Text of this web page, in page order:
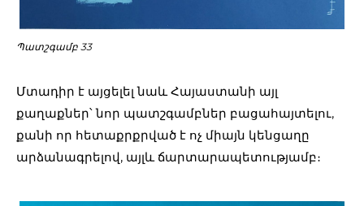
Պատշգամբ 33
Մտադիր է այցելել նաև Հայաստանի այլ
քաղաքներ՝ նոր պատշգամբներ բացահայտելու,
քանի որ հետաքրքրված է ոչ միայն կենցաղը
արձանագրելով, այլև ճարտարապետությամբ։